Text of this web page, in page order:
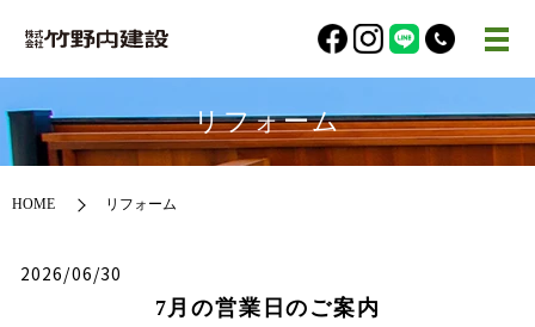
リフォーム
HOME リフォーム
2026/06/30
7月の営業日のご案内